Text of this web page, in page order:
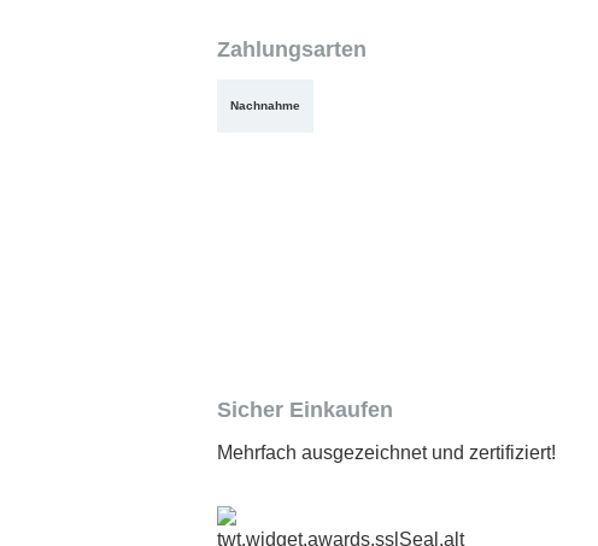
Zahlungsarten
Nachnahme
Sicher Einkaufen
Mehrfach ausgezeichnet und zertifiziert!